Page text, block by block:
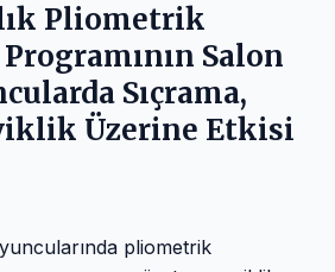
Pliometrik
Salon
Sıçrama,
Üzerine Etkisi
pliometrik